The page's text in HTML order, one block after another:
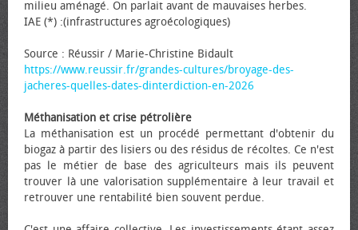
milieu aménagé. On parlait avant de mauvaises herbes.
IAE (*) :(infrastructures agroécologiques)
Source : Réussir / Marie-Christine Bidault
https://www.reussir.fr/grandes-cultures/broyage-des-
jacheres-quelles-dates-dinterdiction-en-2026
Méthanisation et crise pétrolière
La méthanisation est un procédé permettant d'obtenir du
biogaz à partir des lisiers ou des résidus de récoltes. Ce n'est
pas le métier de base des agriculteurs mais ils peuvent
trouver là une valorisation supplémentaire à leur travail et
retrouver une rentabilité bien souvent perdue.